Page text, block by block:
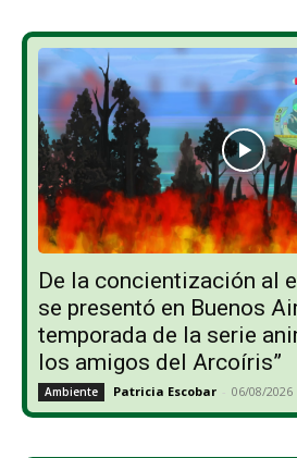
De la concientización al
se presentó en Buenos
temporada de la serie
los amigos del Arcoíris”
Ambiente Patricia Escobar - 06/08/2026